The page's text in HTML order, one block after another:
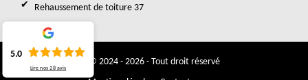
Rehaussement de toiture 37
© 2024 - 2026 - Tout droit réservé
5.0
Lire nos28 avis